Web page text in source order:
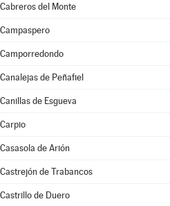
Cabreros del Monte
Campaspero
Camporredondo
Canalejas de Peñafiel
Canillas de Esgueva
Carpio
Casasola de Arión
Castrejón de Trabancos
Castrillo de Duero